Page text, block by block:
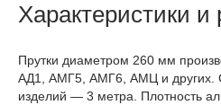
Характеристики
Прутки диаметром 260 мм
АД1, АМГ5, АМГ6, АМЦ и других.
изделий — 3 метра. Плотность